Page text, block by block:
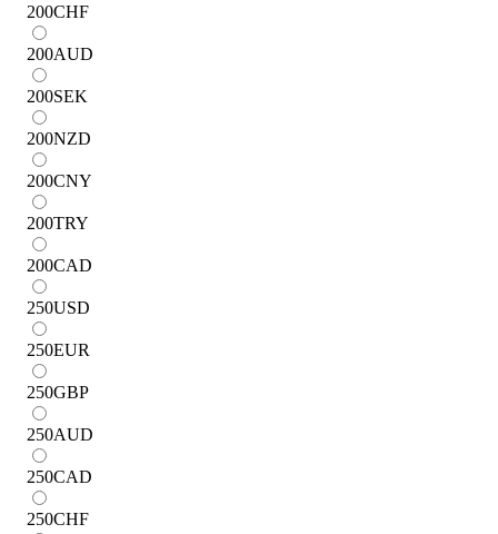
200CHF
200AUD
200SEK
200NZD
200CNY
200TRY
200CAD
250USD
250EUR
250GBP
250AUD
250CAD
250CHF